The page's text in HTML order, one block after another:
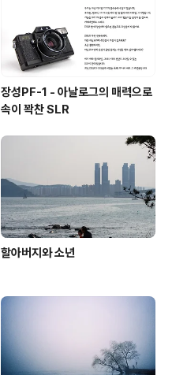
장성PF-1 - 아날로그의 매력으로
속이 꽉찬 SLR
할아버지와 소년